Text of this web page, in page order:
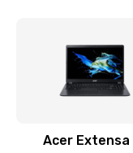
Acer Extensa